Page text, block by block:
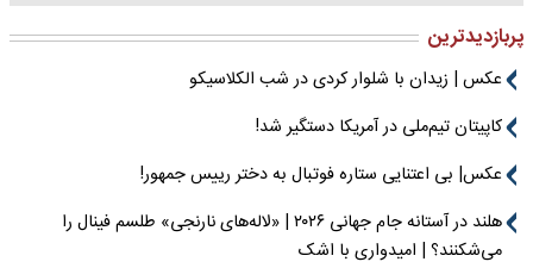
پربازدیدترین
عکس | زیدان با شلوار کردی در شب الکلاسیکو
کاپیتان تیم‌ملی در آمریکا دستگیر شد!
عکس| بی اعتنایی ستاره فوتبال به دختر رییس جمهور!
هلند در آستانه جام جهانی ۲۰۲۶ | «لاله‌های نارنجی» طلسم فینال را
می‌شکنند؟ | امیدواری با اشک